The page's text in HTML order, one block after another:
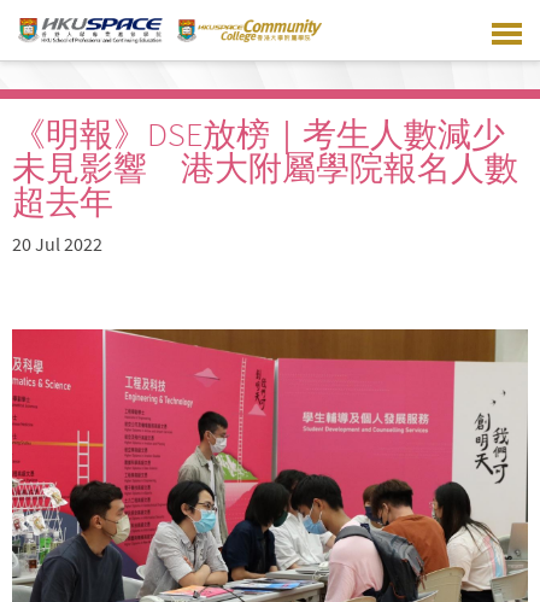
main
《明報》DSE放榜｜考生人數減少
未見影響 港大附屬學院報名人數
超去年
20 Jul 2022